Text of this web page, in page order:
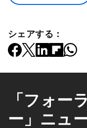
シェアする：
「フォー
ー」ニュ